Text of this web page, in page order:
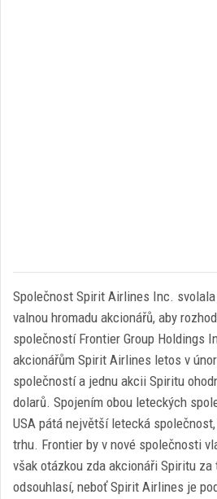
Společnost Spirit Airlines Inc.
valnou hromadu akcionářů, aby
společností Frontier Group Holdings
akcionářům Spirit Airlines letos v
společností a jednu akcii Spiritu
dolarů. Spojením obou leteckých
USA pátá největší letecká
trhu. Frontier by v nové společnosti
však otázkou zda akcionáři Spiritu
odsouhlasí, neboť Spirit Airlines je